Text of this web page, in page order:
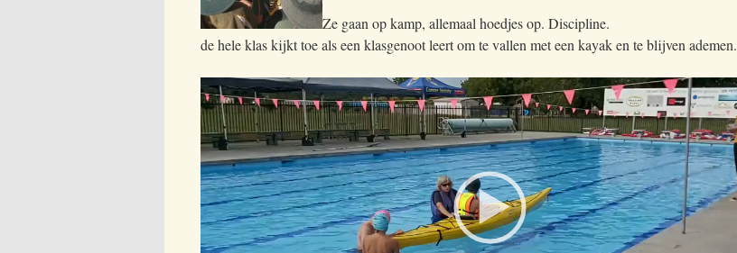
Ze gaan op kamp, allemaal hoedjes op. Discipline.
de hele klas kijkt toe als een klasgenoot leert om te vallen met een kayak en te blijven ademen.